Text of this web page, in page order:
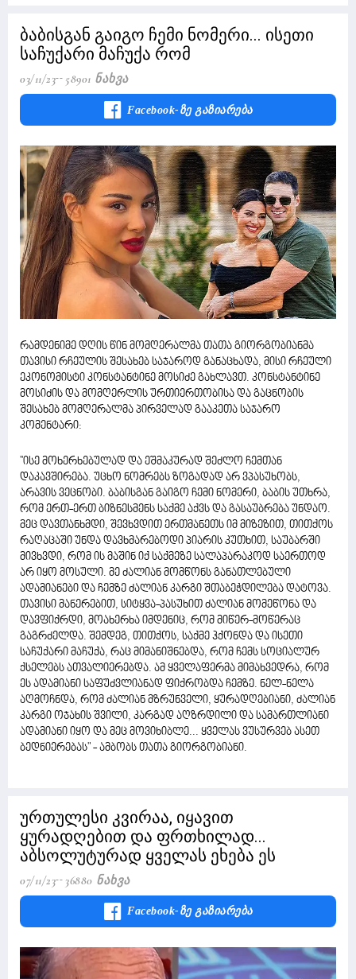
ბაბისგან გაიგო ჩემი ნომერი... ისეთი
საჩუქარი მაჩუქა რომ
03/11/23 58901 Ნახვა
Facebook-Ზე Გაზიარება
რამდენიმე დღის წინ მომღერალმა თათა გიორგობიანმა
თავისი რჩეულის შესახებ საჯაროდ განაცხადა, მისი რჩეული
ეკონომისტი კონსტანტინე მოსიძე გახლავთ. კონსტანტინე
მოსიძის და მომღერლის ურთიერთობისა და გაცნობის
შესახებ მომღერალმა პირველად გააკეთა საჯარო
კომენტარი:
''ისე მოხერხებულად და ეშმაკურად შეძლო ჩემთან
დაკავშირება. უცხო ნომრებს ზოგადად არ ვპასუხობს,
არავის ვეცნობი. ბაბისგან გაიგო ჩემი ნომერი, ბაბის უთხრა,
რომ ერთ-ერთ ბიზნესმენს საქმე აქვს და გასაუბრება უნდაო.
მეც დავთანხმდი, შევხვდით ერთმანეთს იმ მიზეზით, თითქოს
რაღაცაში უნდა დავხმარებოდი პიარის კუთხით, საუბარში
მივხვდი, რომ ის მაშინ იქ საქმეზე სალაპარაკოდ საერთოდ
არ იყო მოსული. მე ძალიან მომწონს განათლებული
ადამიანები და ჩემზე ძალიან კარგი შთაბეჭდილება დატოვა.
თავისი მანერებით, სიტყვა-პასუხით ძალიან მომეწონა და
დავფიქრდი, მოახერხა იმდენიც, რომ მიწერ-მოწერაც
გაგრძელდა. შემდეგ, თითქოს, საქმე ჰქონდა და ისეთი
საჩუქარი მაჩუქა, რაც მიმანიშნებდა, რომ ჩემს სოციალურ
ქსელებს ათვალიერებდა. ამ ყველაფერმა მიმახვედრა, რომ
ეს ადამიანი საფუძვლიანად ფიქრობდა ჩემზე. ნელ-ნელა
აღმოჩნდა, რომ ძალიან მზრუნველი, ყურადღებიანი, ძალიან
კარგი ოჯახის შვილი, კარგად აღზრდილი და სამართლიანი
ადამიანი იყო და მეც მოვიხიბლე... ყველას ვუსურვებ ასეთ
ბედნიერებას" - ამბობს თათა გიორგობიანი.
ურთულესი კვირაა, იყავით
ყურადღებით და ფრთხილად...
აბსოლუტურად ყველას ეხება ეს
07/11/23 36880 Ნახვა
Facebook-Ზე Გაზიარება